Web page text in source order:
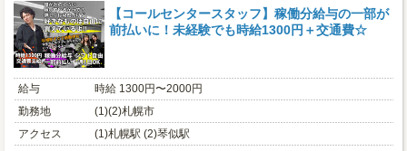
【コールセンタースタッフ】稼働分給与の一部が
前払いに！未経験でも時給1300円＋交通費☆
給与
時給 1300円〜2000円
勤務地
(1)(2)札幌市
アクセス
(1)札幌駅 (2)琴似駅